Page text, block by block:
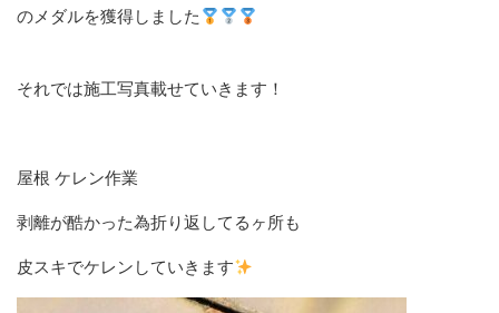
のメダルを獲得しました
それでは施工写真載せていきます！
屋根 ケレン作業
剥離が酷かった為折り返してるヶ所も
皮スキでケレンしていきます